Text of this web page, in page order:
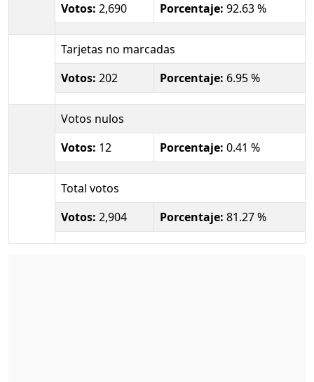
Votos: 2,690 Porcentaje: 92.63 %
Tarjetas no marcadas
Votos: 202 Porcentaje: 6.95 %
Votos nulos
Votos: 12 Porcentaje: 0.41 %
Total votos
Votos: 2,904 Porcentaje: 81.27 %